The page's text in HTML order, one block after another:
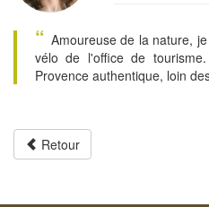
“ Amoureuse de la nature,
vélo de l'office de
Provence authentique, loin
Retour